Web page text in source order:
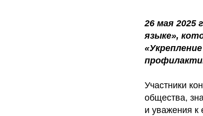
26 мая 2025
языке»,
Участники
общества,
и уважения к